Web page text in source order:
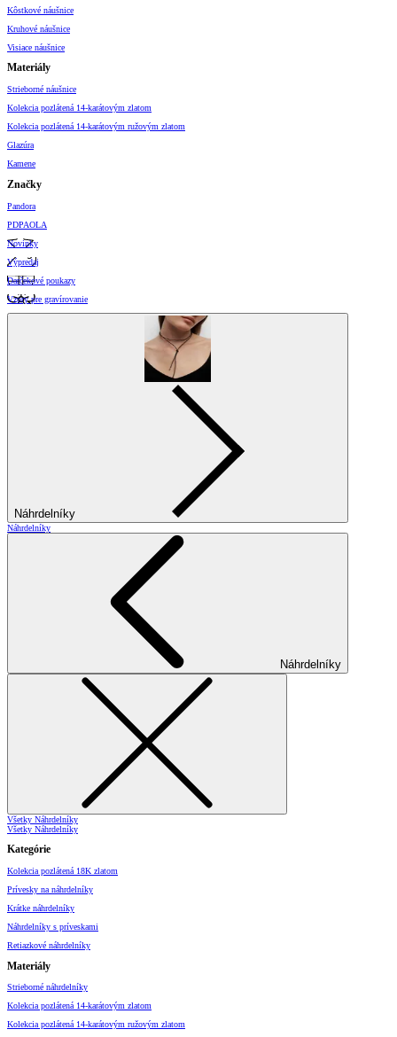
Kôstkové náušnice
Kruhové náušnice
Visiace náušnice
Materiály
Strieborné náušnice
Kolekcia pozlátená 14-karátovým zlatom
Kolekcia pozlátená 14-karátovým ružovým zlatom
Glazúra
Kamene
Značky
Pandora
PDPAOLA
Novinky
Výpredaj
Darčekové poukazy
Vzory pre gravírovanie
Náhrdelníky
Náhrdelníky
Náhrdelníky
Všetky Náhrdelníky
Všetky Náhrdelníky
Kategórie
Kolekcia pozlátená 18K zlatom
Prívesky na náhrdelníky
Krátke náhrdelníky
Náhrdelníky s príveskami
Retiazkové náhrdelníky
Materiály
Strieborné náhrdelníky
Kolekcia pozlátená 14-karátovým zlatom
Kolekcia pozlátená 14-karátovým ružovým zlatom